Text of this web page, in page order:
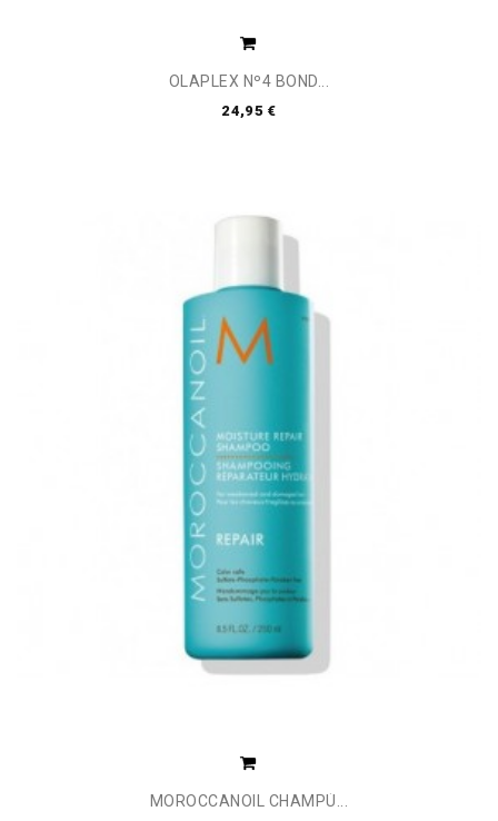
OLAPLEX Nº4 BOND...
24,95 €
MOROCCANOIL CHAMPÚ...